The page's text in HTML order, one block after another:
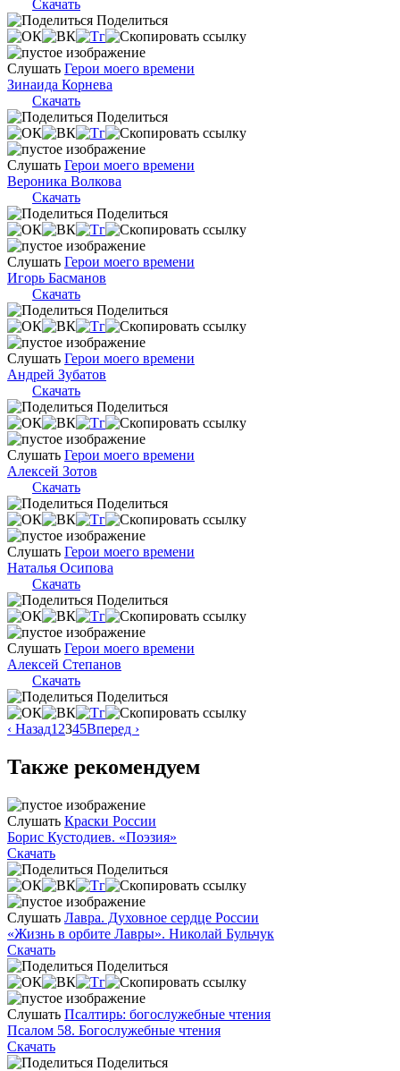
Скачать
Поделиться
Слушать Герои моего времени
Зинаида Корнева
Скачать
Поделиться
Слушать Герои моего времени
Вероника Волкова
Скачать
Поделиться
Слушать Герои моего времени
Игорь Басманов
Скачать
Поделиться
Слушать Герои моего времени
Андрей Зубатов
Скачать
Поделиться
Слушать Герои моего времени
Алексей Зотов
Скачать
Поделиться
Слушать Герои моего времени
Наталья Осипова
Скачать
Поделиться
Слушать Герои моего времени
Алексей Степанов
Скачать
Поделиться
‹ Назад1 2345Вперед ›
Также рекомендуем
Слушать Краски России
Борис Кустодиев. «Поэзия»
Скачать
Поделиться
Слушать Лавра. Духовное сердце России
«Жизнь в орбите Лавры». Николай Бульчук
Скачать
Поделиться
Слушать Псалтирь: богослужебные чтения
Псалом 58. Богослужебные чтения
Скачать
Поделиться